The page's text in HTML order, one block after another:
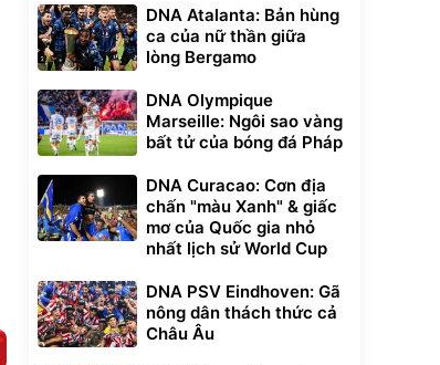
Unmute
Vali Bamozo
Khung Nhôm
9066 Size
1.000.000đ
825.000đ
Flash Sale
lưng chống nóng
giúp thoải mái
trong di chuyển
295.000đ
Đã bán nhiều
DNA Atalanta: Bản hùng
ca của nữ thần giữa
lòng Bergamo
DNA Olympique
Marseille: Ngôi sao vàng
bất tử của bóng đá Pháp
DNA Curacao: Cơn địa
chấn "màu Xanh" & giấc
mơ của Quốc gia nhỏ
nhất lịch sử World Cup
DNA PSV Eindhoven: Gã
nông dân thách thức cả
Châu Âu